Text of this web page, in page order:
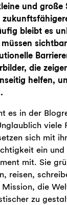
und große
bleibt es
die
helfen,
es in der
viele
sich mit
ein und
mit. Sie
reisen,
die
zu